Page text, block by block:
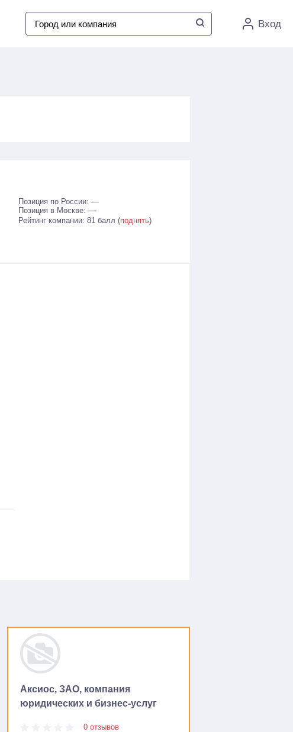
Вход
Позиция по России: —
Позиция в Москве: —
Рейтинг компании: 81 балл (поднять)
Аксиос, ЗАО, компания
юридических и бизнес-услуг
0 отзывов